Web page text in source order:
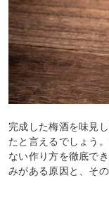
完成した梅酒を味見
たと言えるでしょう
ない作り方を徹底で
みがある原因と、そ